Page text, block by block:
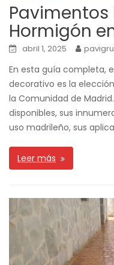
Hormigón
abril 1, 2025
En esta guía completa,
decorativo es la
la Comunidad de
disponibles, sus
uso madrileño, sus
Leer más